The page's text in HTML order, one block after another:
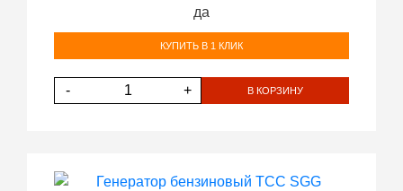
да
КУПИТЬ В 1 КЛИК
- + В КОРЗИНУ